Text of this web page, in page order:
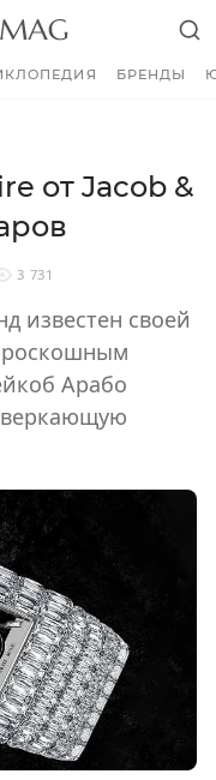
БРЕНДЫ
от Jacob &
3 731
известен своей
роскошным
Арабо